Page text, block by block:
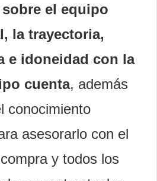
el equipo
la trayectoria,
e idoneidad con la
cuenta, además
conocimiento
asesorarlo con el
y todos los